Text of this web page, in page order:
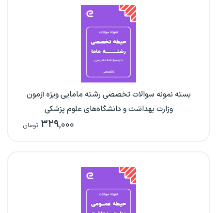
بسته نمونه سوالات تخصصی رشته مامایی ویژه آزمون
وزارت بهداشت و دانشگاه‌های علوم پزشکی
۳۲۹,۰۰۰ تومان